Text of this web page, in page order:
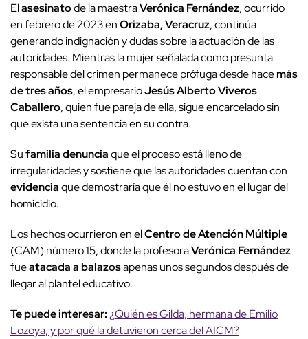
Elasesinatode la maestraVerónica Fernández, ocurrido
en febrero de 2023 enOrizaba, Veracruz, continúa
generando indignación y dudas sobre la actuación de las
autoridades. Mientras la mujer señalada como presunta
responsable del crimen permanece prófuga desde hacemás
de tres años, el empresarioJesús Alberto Viveros
Caballero, quien fue pareja de ella, sigue encarcelado sin
que exista una sentencia en su contra.
Sufamilia denunciaque el proceso está lleno de
irregularidades y sostiene que las autoridades cuentan con
evidenciaque demostraría que él no estuvo en el lugar del
homicidio.
Los hechos ocurrieron en elCentro de Atención Múltiple
(CAM) número 15, donde la profesoraVerónica Fernández
fueatacada a balazosapenas unos segundos después de
llegar al plantel educativo.
Te puede interesar:¿Quién es Gilda, hermana de Emilio
Lozoya, y por qué la detuvieron cerca del AICM?